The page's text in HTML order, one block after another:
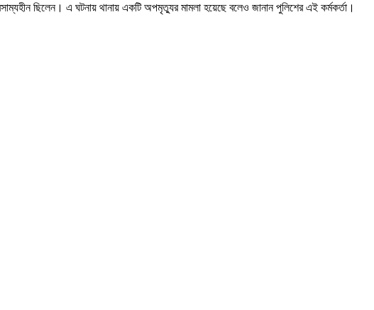
ছিলেন। এ ঘটনায় থানায় একটি অপমৃত্যুর মামলা হয়েছে বলেও জানান পুলিশের এই কর্মকর্তা।